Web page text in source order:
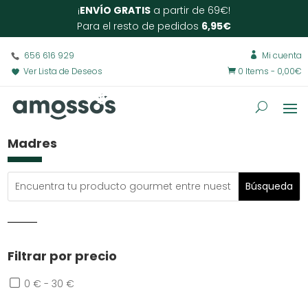
¡ENVÍO GRATIS a partir de 69€!
Para el resto de pedidos 6,95€
656 616 929
Ver Lista de Deseos
 Mi cuenta
 0 Items - 0,00€
Madres
Filtrar por precio
0 € - 30 €